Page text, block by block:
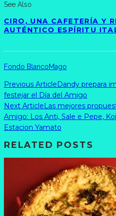
See Also
CIRO, UNA CAFETERÍA Y
AUTÉNTICO ESPÍRITU
Fondo BlancoMago
Previous Article Dandy prepara
festejar el Día del Amigo
Next Article Las mejores
Amigo: Los Anti, Sale e Pepe,
Estacion Yamato
RELATED POSTS